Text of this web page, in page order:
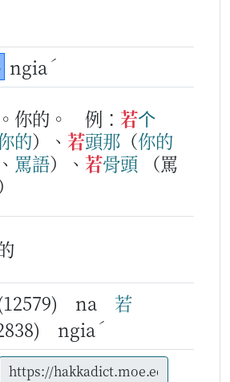
ngia ˊ
你的。 例： 若个
的）、 若頭那 （你的
、 罵語）、 若骨頭
（罵
na 若
ngia ˊ